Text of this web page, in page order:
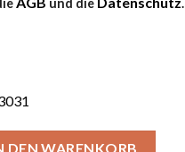
und die .
DEN WARENKORB